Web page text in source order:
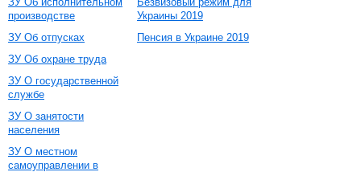
производстве
ЗУ Об отпусках
ЗУ Об охране труда
ЗУ О государственной
службе
ЗУ О занятости
населения
ЗУ О местном
самоуправлении в
Украины 2019
Пенсия в Украине 2019